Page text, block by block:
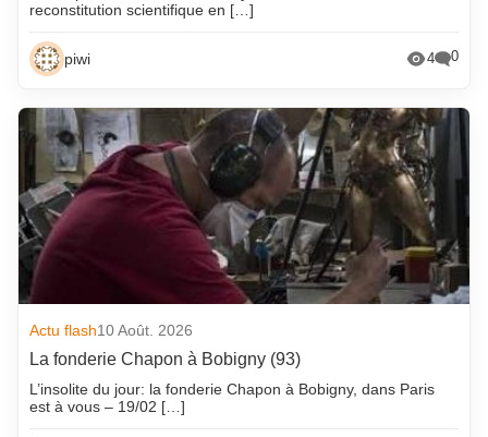
reconstitution scientifique en […]
piwi 4 0
Actu flash10 Août. 2026
La fonderie Chapon à Bobigny (93)
L’insolite du jour: la fonderie Chapon à Bobigny, dans Paris
est à vous – 19/02 […]